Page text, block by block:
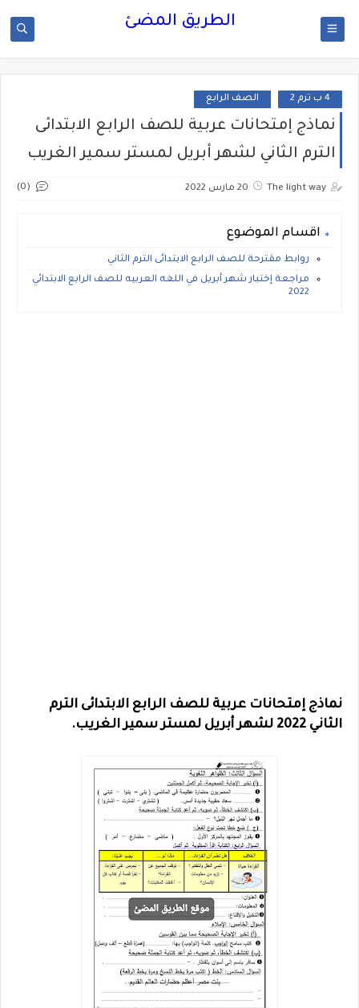
الطريق المضئ
4 ب ترم 2 الصف الرابع
نماذج إمتحانات عربية للصف الرابع الابتدائى
الترم الثاني لشهر أبريل لمستر سمير الغريب
The light way 20 مارس 2022 (0)
اقسام الموضوع
روابط مقترحة للصف الرابع الابتدائى الترم الثاني
مراجعة إختبار شهر أبريل في اللغه العربيه للصف الرابع الابتدائي
2022
نماذج إمتحانات عربية للصف الرابع الابتدائى الترم
الثاني 2022 لشهر أبريل لمستر سمير الغريب.